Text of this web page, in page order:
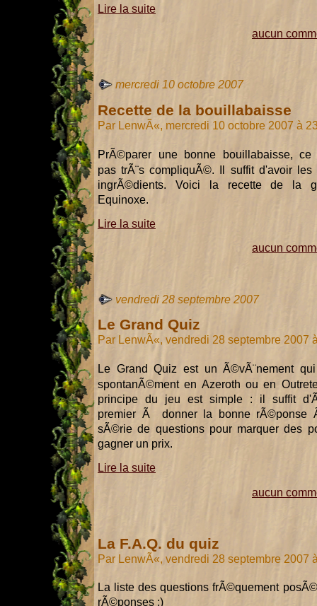
Lire la suite
aucun
mercredi 10 octobre 2007
Recette de la bouillabaisse
Par LenwÃ«, mercredi 10 octobre 2007 à
PrÃ©parer une bonne bouillabaisse, ce
pas trÃ¨s compliquÃ©. Il suffit d'avoir les
ingrÃ©dients. Voici la recette de la
Equinoxe.
Lire la suite
aucun
vendredi 28 septembre 2007
Le Grand Quiz
Par LenwÃ«, vendredi 28 septembre 2007
Le Grand Quiz est un Ã©vÃ¨nement
spontanÃ©ment en Azeroth ou en
principe du jeu est simple : il suffit
premier Ã donner la bonne rÃ©ponse
sÃ©rie de questions pour marquer des
gagner un prix.
Lire la suite
aucun
La F.A.Q. du quiz
Par LenwÃ«, vendredi 28 septembre 2007
La liste des questions frÃ©quement
rÃ©ponses ;)